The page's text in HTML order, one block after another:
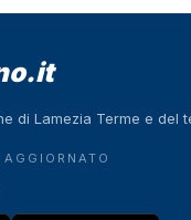
di Lamezia Terme e del